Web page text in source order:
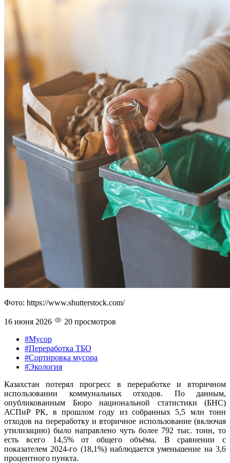
Фото: https://www.shutterstock.com/
16 июня 2026
20 просмотров
#Мусор
#Переработка ТБО
#Сортировка мусора
#Экология
Казахстан потерял прогресс в переработке и вторичном
использовании коммунальных отходов. По данным,
опубликованным Бюро национальной статистики (БНС)
АСПиР РК, в прошлом году из собранных 5,5 млн тонн
отходов на переработку и вторичное использование (включая
утилизацию) было направлено чуть более 792 тыс. тонн, то
есть всего 14,5% от общего объёма. В сравнении с
показателем 2024-го (18,1%) наблюдается уменьшение на 3,6
процентного пункта.